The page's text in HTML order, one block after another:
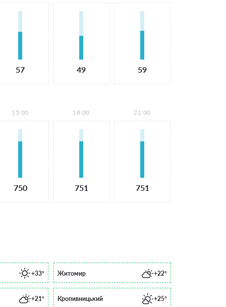
57 49 59
15:00
750
18:00
751
21:00
751
+33° Житомир +22°
+21° Кропивницький +25°